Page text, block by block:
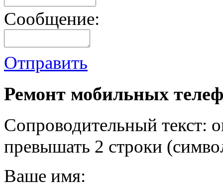
Сообщение:
Отправить
Ремонт мобильных
Сопроводительный текст:
превышать 2 строки
Ваше имя: